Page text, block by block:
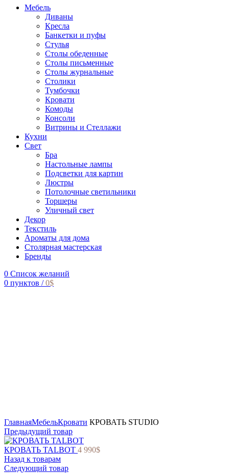
Мебель
Диваны
Кресла
Банкетки и пуфы
Стулья
Столы обеденные
Столы письменные
Столы журнальные
Столики
Тумбочки
Кровати
Комоды
Консоли
Витрины и Стеллажи
Кухни
Свет
Бра
Настольные лампы
Подсветки для картин
Люстры
Потолочные светильники
Торшеры
Уличный свет
Декор
Текстиль
Ароматы для дома
Столярная мастерская
Бренды
0 Список желаний
0 пунктов / 0$
ГлавнаяМебельКровати КРОВАТЬ STUDIO
Предыдущий товар
КРОВАТЬ TALBOT 4 990$
Назад к товарам
Следующий товар